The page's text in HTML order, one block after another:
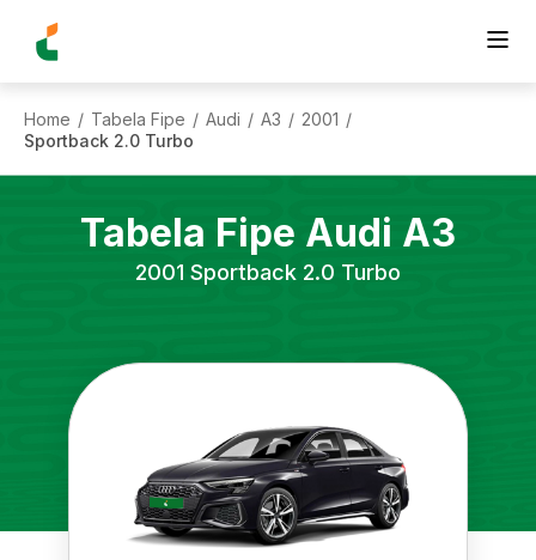
Home / Tabela Fipe / Audi / A3 / 2001 /
Sportback 2.0 Turbo
Tabela Fipe Audi A3
2001 Sportback 2.0 Turbo